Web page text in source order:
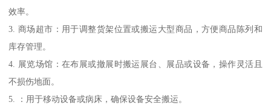
效率。
3. 商场超市：用于调整货架位置或搬运大型商品，方便商品陈列和
库存管理。
4. 展览场馆：在布展或撤展时搬运展台、展品或设备，操作灵活且
不损伤地面。
5. ：用于移动设备或病床，确保设备安全搬运。